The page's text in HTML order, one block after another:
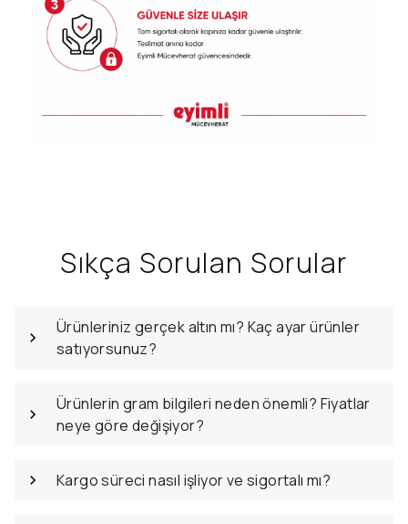
Sıkça Sorulan Sorular
Ürünleriniz gerçek altın mı? Kaç ayar ürünler
satıyorsunuz?
Ürünlerin gram bilgileri neden önemli? Fiyatlar
neye göre değişiyor?
Kargo süreci nasıl işliyor ve sigortalı mı?